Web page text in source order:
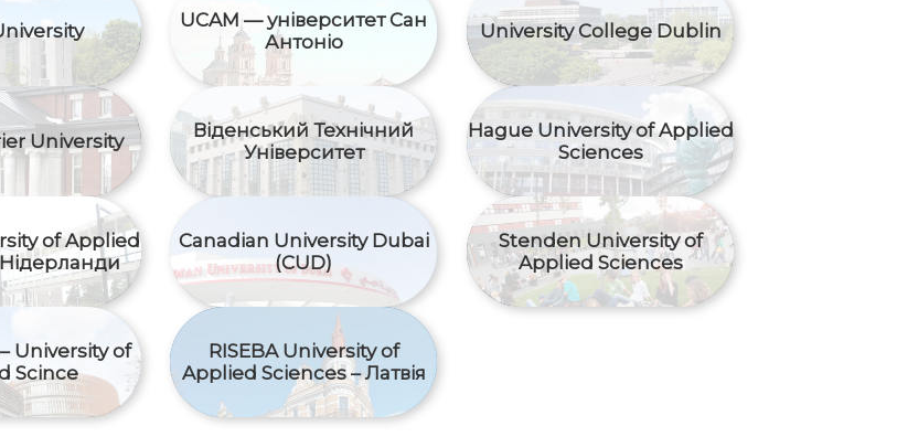
UCAM — університет Сан
Антоніо
University College Dublin
University
Віденський Технічний
Університет
Hague University of Applied
Sciences
of Applied
Canadian University Dubai
(CUD)
Stenden University of
Applied Sciences
University of
Scince
RISEBA University of
Applied Sciences – Латвія